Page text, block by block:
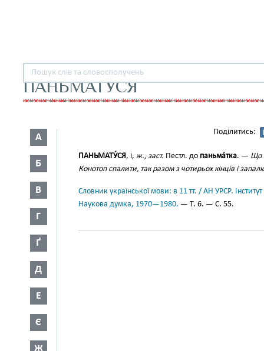
ПАНЬМАТУСЯ
А
Б
В
Г
Ґ
Д
Е
Є
Поділитись:
ПАНЬМАТУ́СЯ, і, ж., заст. Пестл. до паньма́тка. — Що
Конотоп спалити, так разом з чотирьох кінців і
Словник української мови: в 11 тт. / АН УРСР.
Наукова думка, 1970—1980. — Т. 6. — С. 55.